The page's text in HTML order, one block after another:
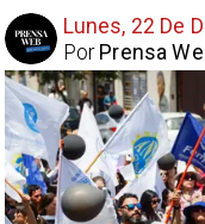
Lunes, 22 De
Prensa
Por